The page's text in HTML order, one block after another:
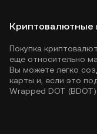
Криптовалютные
Покупка
еще относительно
Вы можете легко
карты и, если это
Wrapped DOT (BDOT).